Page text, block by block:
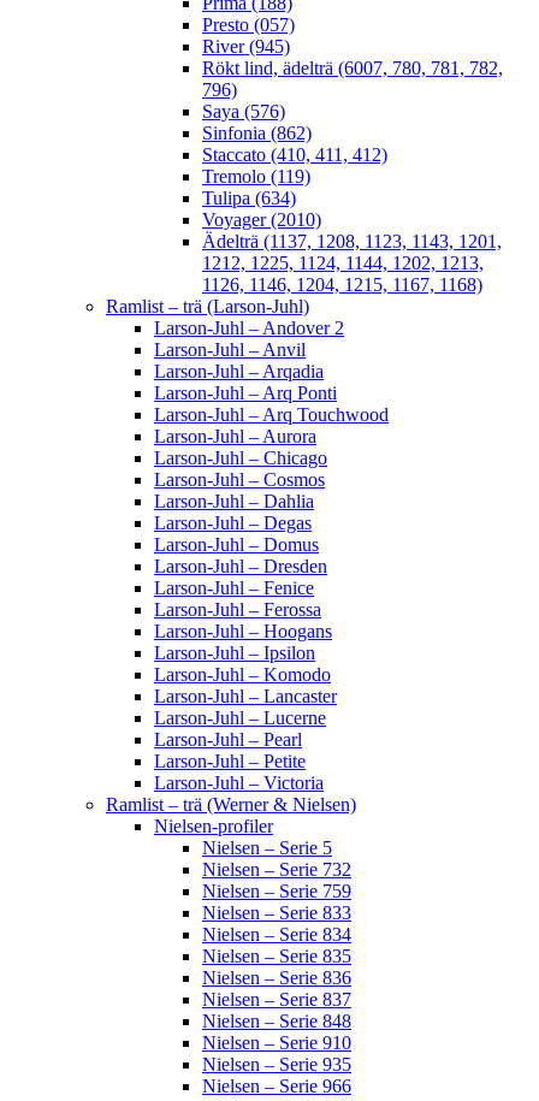
Presto (057)
River (945)
Rökt lind, ädelträ (6007, 780, 781, 782,
796)
Saya (576)
Sinfonia (862)
Staccato (410, 411, 412)
Tremolo (119)
Tulipa (634)
Voyager (2010)
Ädelträ (1137, 1208, 1123, 1143, 1201,
1212, 1225, 1124, 1144, 1202, 1213,
1126, 1146, 1204, 1215, 1167, 1168)
Ramlist – trä (Larson-Juhl)
Larson-Juhl – Andover 2
Larson-Juhl – Anvil
Larson-Juhl – Arqadia
Larson-Juhl – Arq Ponti
Larson-Juhl – Arq Touchwood
Larson-Juhl – Aurora
Larson-Juhl – Chicago
Larson-Juhl – Cosmos
Larson-Juhl – Dahlia
Larson-Juhl – Degas
Larson-Juhl – Domus
Larson-Juhl – Dresden
Larson-Juhl – Fenice
Larson-Juhl – Ferossa
Larson-Juhl – Hoogans
Larson-Juhl – Ipsilon
Larson-Juhl – Komodo
Larson-Juhl – Lancaster
Larson-Juhl – Lucerne
Larson-Juhl – Pearl
Larson-Juhl – Petite
Larson-Juhl – Victoria
Ramlist – trä (Werner & Nielsen)
Nielsen-profiler
Nielsen – Serie 5
Nielsen – Serie 732
Nielsen – Serie 759
Nielsen – Serie 833
Nielsen – Serie 834
Nielsen – Serie 835
Nielsen – Serie 836
Nielsen – Serie 837
Nielsen – Serie 848
Nielsen – Serie 910
Nielsen – Serie 935
Nielsen – Serie 966